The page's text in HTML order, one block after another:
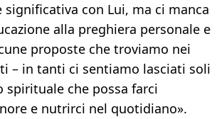
significativa con Lui, ma ci manca
alla preghiera personale e
proposte che troviamo nei
– in tanti ci sentiamo lasciati soli
spirituale che possa farci
e nutrirci nel quotidiano».